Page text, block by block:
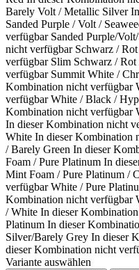
Barely Volt / Metallic Silver
Sanded Purple / Volt /
verfügbar Sanded Purple/
nicht verfügbar Schwarz /
verfügbar Slim Schwarz / Rot
verfügbar Summit White /
Kombination nicht verfügbar
verfügbar White / Black /
Kombination nicht verfügbar
In dieser Kombination nicht
White In dieser Kombination
/ Barely Green In dieser
Foam / Pure Platinum In
Mint Foam / Pure Platinum /
verfügbar White / Pure
Kombination nicht verfügbar
/ White In dieser
Platinum In dieser
Silver/Barely Grey In dieser
dieser Kombination nicht
Variante auswählen